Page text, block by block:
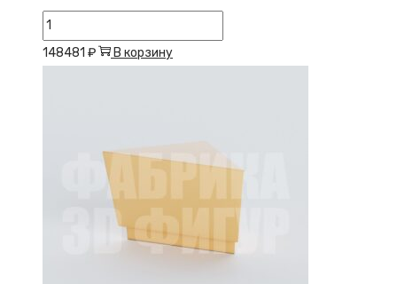
Количество
товара
148481 ₽ В корзину